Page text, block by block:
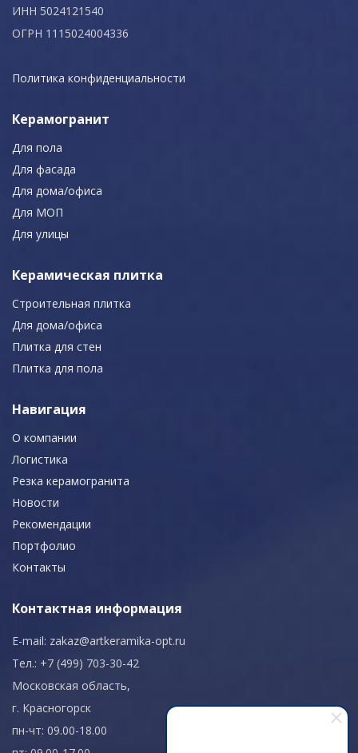
ИНН 5024121540
ОГРН 1115024004336
Политика конфиденциальности
Керамогранит
Для пола
Для фасада
Для дома/офиса
Для МОП
Для улицы
Керамическая плитка
Строительная плитка
Для дома/офиса
Плитка для стен
Плитка для пола
Навигация
О компании
Логистика
Резка керамогранита
Новости
Рекомендации
Портфолио
Контакты
Контактная информация
E-mail: zakaz@artkeramika-opt.ru
Тел.: +7 (499) 703-30-42
Московская область,
г. Красногорск
пн-чт: 09.00-18.00